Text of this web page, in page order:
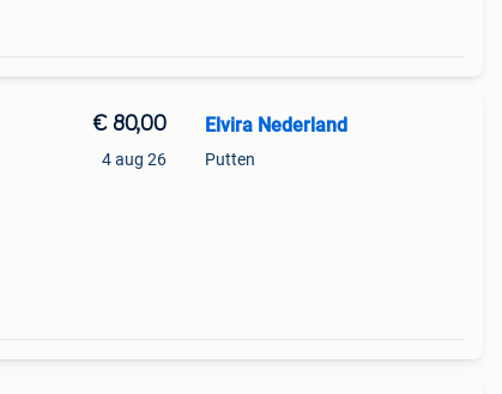
€ 80,00
4 aug 26
Elvira Nederland
Putten